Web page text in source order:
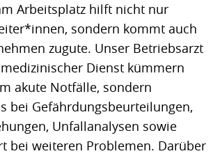
Arbeitsplatz hilft nicht nur
sondern kommt auch
zugute. Unser Betriebsarzt
Dienst kümmern
akute Notfälle, sondern
bei Gefährdungsbeurteilungen,
Unfallanalysen sowie
bei weiteren Problemen. Darüber